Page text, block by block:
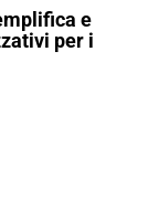
e
per i